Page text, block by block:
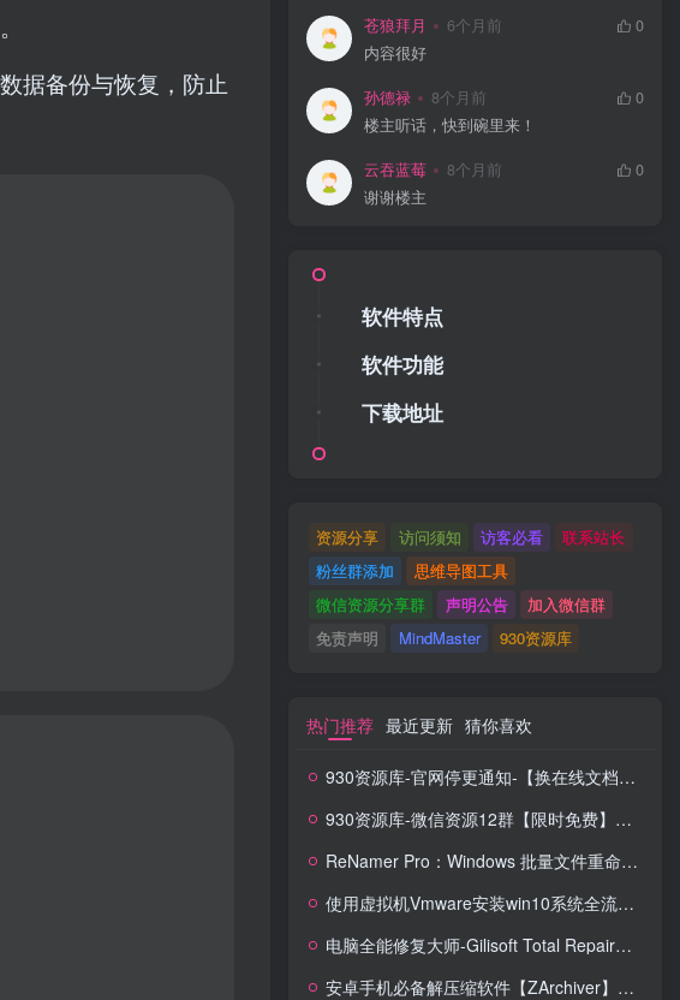
据备份与恢复，防止
苍狼拜月 6个月前
0
内容很好
孙德禄 8个月前
0
楼主听话，快到碗里来！
云吞蓝莓 8个月前
0
谢谢楼主
软件特点
软件功能
下载地址
资源分享 访问须知 访客必看
联系站长
粉丝群添加
思维导图工具
微信资源分享群
声明公告
加入微信群
免责声明
MindMaster 930资源库
热门推荐 最近更新 猜你喜欢
930资源库-官网停更通知-【换在线文档更新-每日更新】
930资源库-微信资源12群【限时免费】开放入群中！！！
ReNamer Pro：Windows 批量文件重命名神器，正则 + 脚本全能搞定！
使用虚拟机Vmware安装win10系统全流程【含系统镜像】
电脑全能修复大师-Gilisoft Total Repair【中文版】
安卓手机必备解压缩软件【ZArchiver】安卓全能解压缩工具，格式全兼容 + 无广告体验